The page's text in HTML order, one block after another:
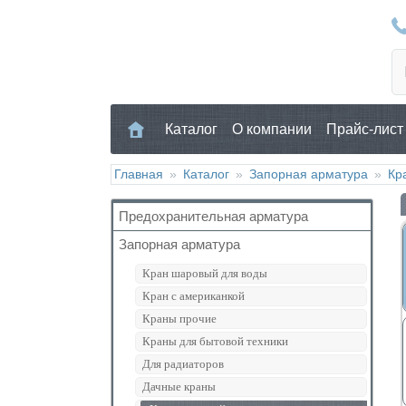
Каталог О компании Прайс-лист
Главная » Каталог » Запорная арматура »
Предохранительная арматура
Воздухоотводчик
Клапан предохранительный
Манометр/Термометр
Обратный клапан
Поплавковый клапан
Регулятор давления
Кран Маевского
Запорная арматура
Кран шаровый для воды
Кран с американкой
Краны прочие
Краны для бытовой техники
Для радиаторов
Дачные краны